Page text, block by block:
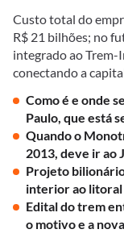
Custo total do
R$ 21 bilhões; no
integrado ao Trem-
conectando a
Como é e onde
Paulo, que está
Quando o
2013, deve ir ao
Projeto
interior ao litoral
Edital do trem
o motivo e a